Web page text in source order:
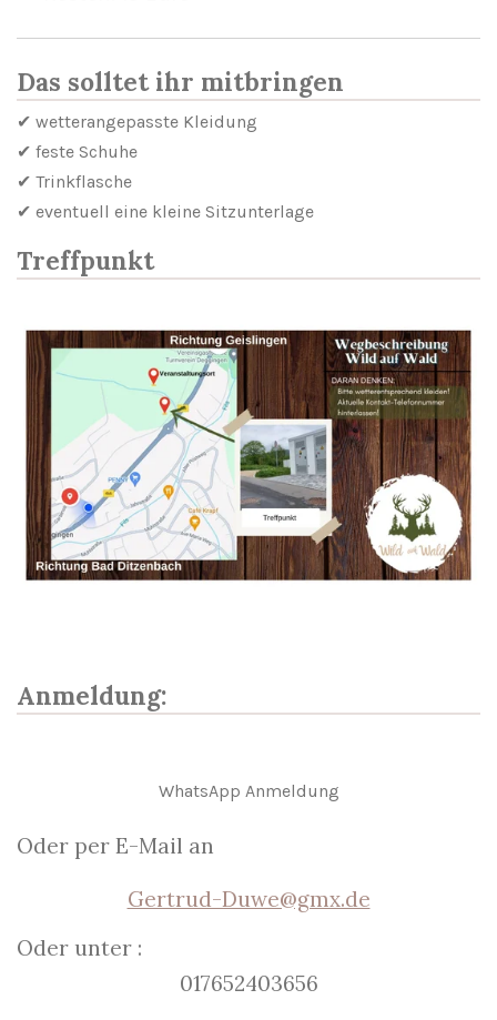
Das solltet ihr mitbringen
✔ wetterangepasste Kleidung
✔ feste Schuhe
✔ Trinkflasche
✔ eventuell eine kleine Sitzunterlage
Treffpunkt
Anmeldung:
WhatsApp Anmeldung
Oder per E-Mail an
Gertrud-Duwe@gmx.de
Oder unter :
017652403656